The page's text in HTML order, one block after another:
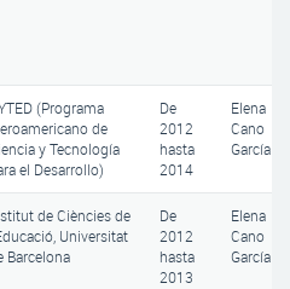
(Programa
de
y Tecnología
el Desarrollo)
De
2012
hasta
2014
Elena
Cano
García
de Ciències de
Universitat
Barcelona
De
2012
hasta
2013
Elena
Cano
García